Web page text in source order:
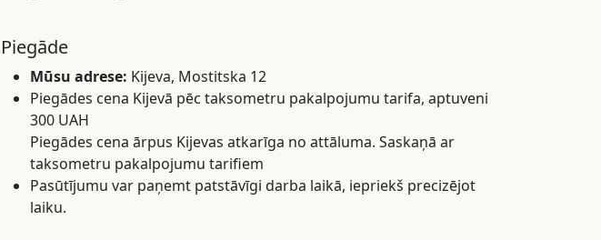
Piegāde
Mūsu adrese: Kijeva, Mostitska 12
Piegādes cena Kijevā pēc taksometru pakalpojumu tarifa, aptuveni
300 UAH
Piegādes cena ārpus Kijevas atkarīga no attāluma. Saskaņā ar
taksometru pakalpojumu tarifiem
Pasūtījumu var paņemt patstāvīgi darba laikā, iepriekš precizējot
laiku.